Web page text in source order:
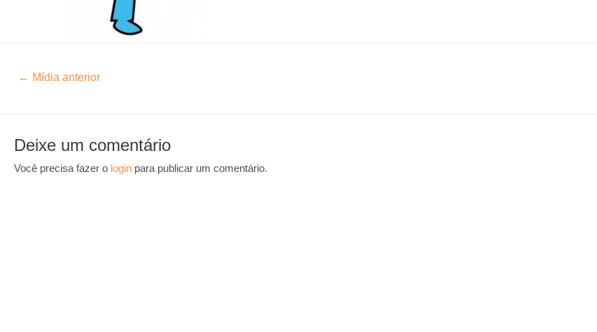
← Mídia anterior
Deixe um comentário
Você precisa fazer o login para publicar um comentário.